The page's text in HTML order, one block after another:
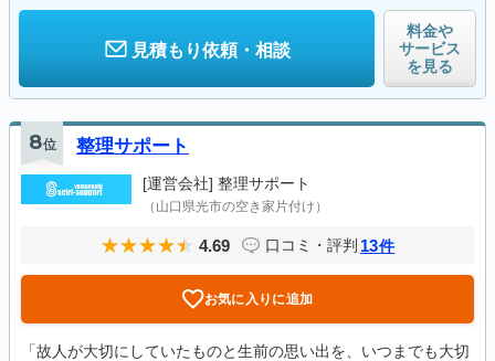
見積もり依頼・相談
料金や
サービス
を見る
8位 整理サポート
[運営会社] 整理サポート
（山口県光市の空き家片付け）
4.69 口コミ・評判 13件
お気に入りに追加
「故人が大切にしていたものと生前の思い出を、いつまでも大切